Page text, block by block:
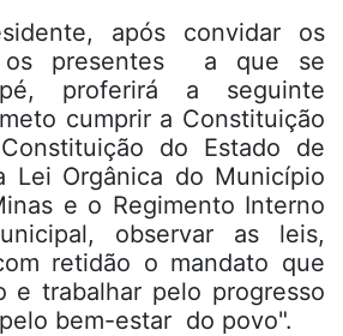
após convidar os
os presentes a que se
proferirá a seguinte
cumprir a Constituição
do Estado de
Lei Orgânica do Município
e o Regimento Interno
observar as leis,
retidão o mandato que
e trabalhar pelo progresso
bem-estar do povo".